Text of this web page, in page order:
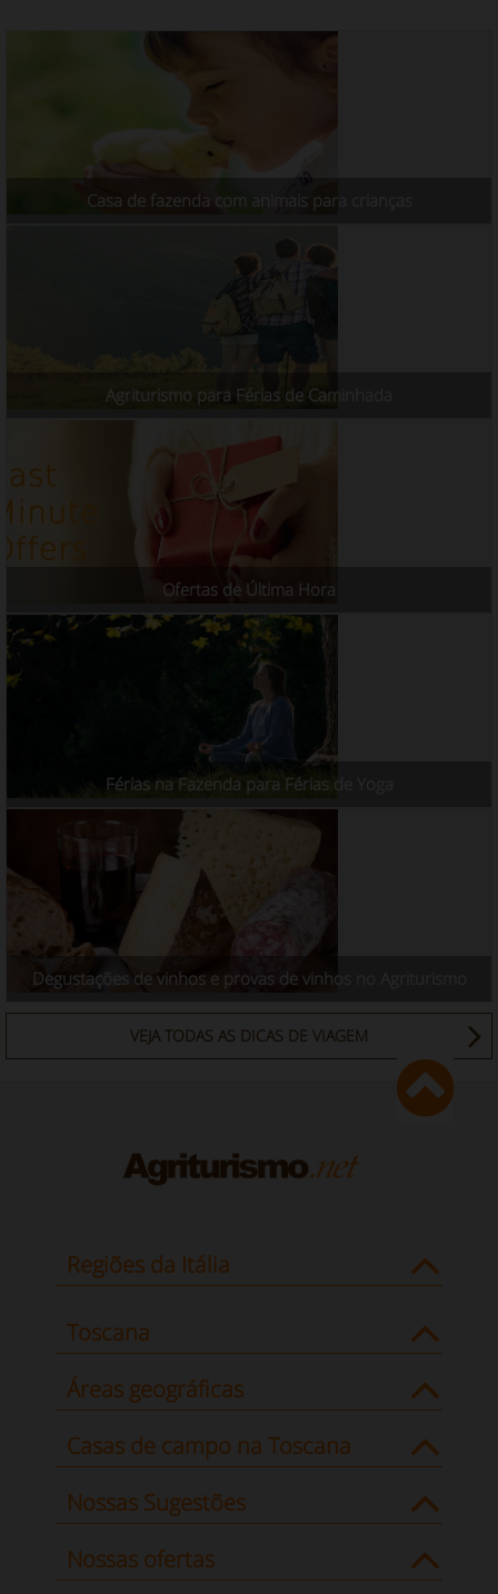
Casa de fazenda com animais para crianças
Agriturismo para Férias de Caminhada
Ofertas de Última Hora
Férias na Fazenda para Férias de Yoga
Degustações de vinhos e provas de vinhos no Agriturismo
VEJA TODAS AS DICAS DE VIAGEM
Regiões da Itália
Toscana
Áreas geográficas
Casas de campo na Toscana
Nossas Sugestões
Nossas ofertas